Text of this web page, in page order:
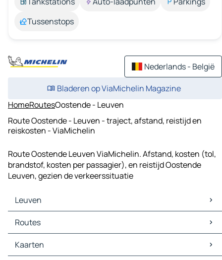
Tussenstops
Nederlands - België
Bladeren op ViaMichelin Magazine
HomeRoutesOostende - Leuven
Route Oostende - Leuven - traject, afstand, reistijd en
reiskosten - ViaMichelin
Route Oostende Leuven ViaMichelin. Afstand, kosten (tol,
brandstof, kosten per passagier), en reistijd Oostende
Leuven, gezien de verkeerssituatie
Leuven
Leuven Kaarten
Leuven Verkeer
Leuven Hotels
Leuven Restaurants
Routes
Routes Leuven - Brussel
Routes Leuven - Antwerpen
Kaarten